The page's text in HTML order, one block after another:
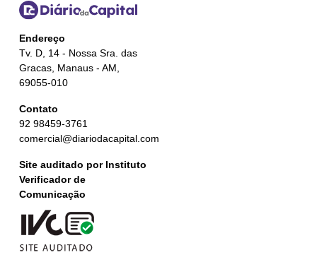
Endereço
Tv. D, 14 - Nossa Sra. das
Gracas, Manaus - AM,
69055-010
Contato
92 98459-3761
comercial@diariodacapital.com
Site auditado por Instituto
Verificador de
Comunicação